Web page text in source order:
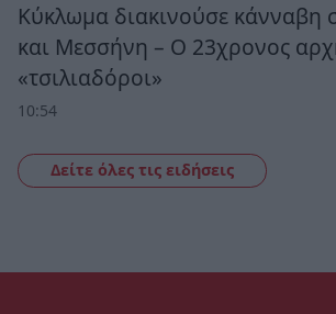
Κύκλωμα διακινούσε κάνναβη
και Μεσσήνη – Ο 23χρονος
«τσιλιαδόροι»
10:54
Δείτε όλες τις ειδήσεις